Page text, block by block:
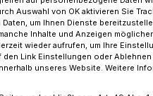
Auswahl von OK aktivieren Sie
um Ihnen Dienste
Inhalte und Anzeigen
wieder aufrufen, um Ihre
Link Einstellungen oder Ablehnen
unseres Website. Weitere